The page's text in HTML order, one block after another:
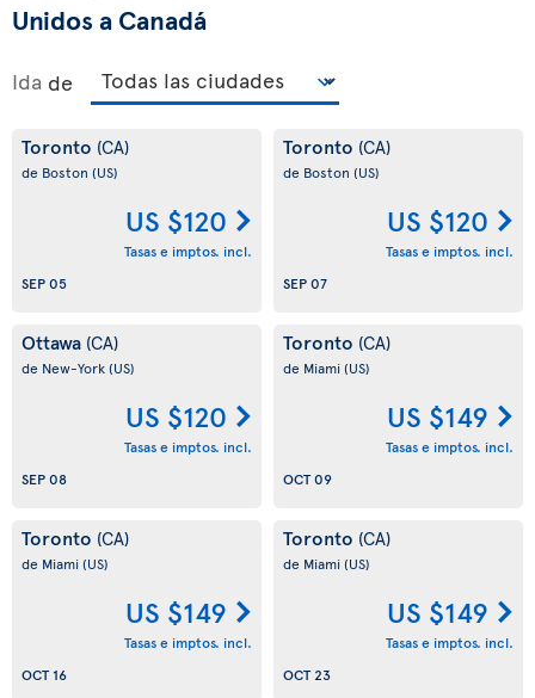
Unidos a Canadá
Ida de
Toronto (CA)
de Boston (US)
US $120
Tasas e imptos. incl.
SEP 05
Toronto (CA)
de Boston (US)
US $120
Tasas e imptos. incl.
SEP 07
Ottawa (CA)
de New-York(US)
US $120
Tasas e imptos. incl.
SEP 08
Toronto (CA)
de Miami(US)
US $149
Tasas e imptos. incl.
OCT 09
Toronto (CA)
de Miami(US)
US $149
Tasas e imptos. incl.
OCT 16
Toronto (CA)
de Miami(US)
US $149
Tasas e imptos. incl.
OCT 23